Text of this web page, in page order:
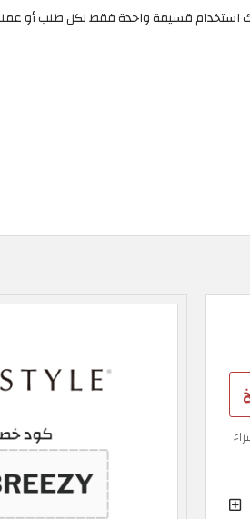
استخدام قسيمة واحدة فقط لكل طلب أو